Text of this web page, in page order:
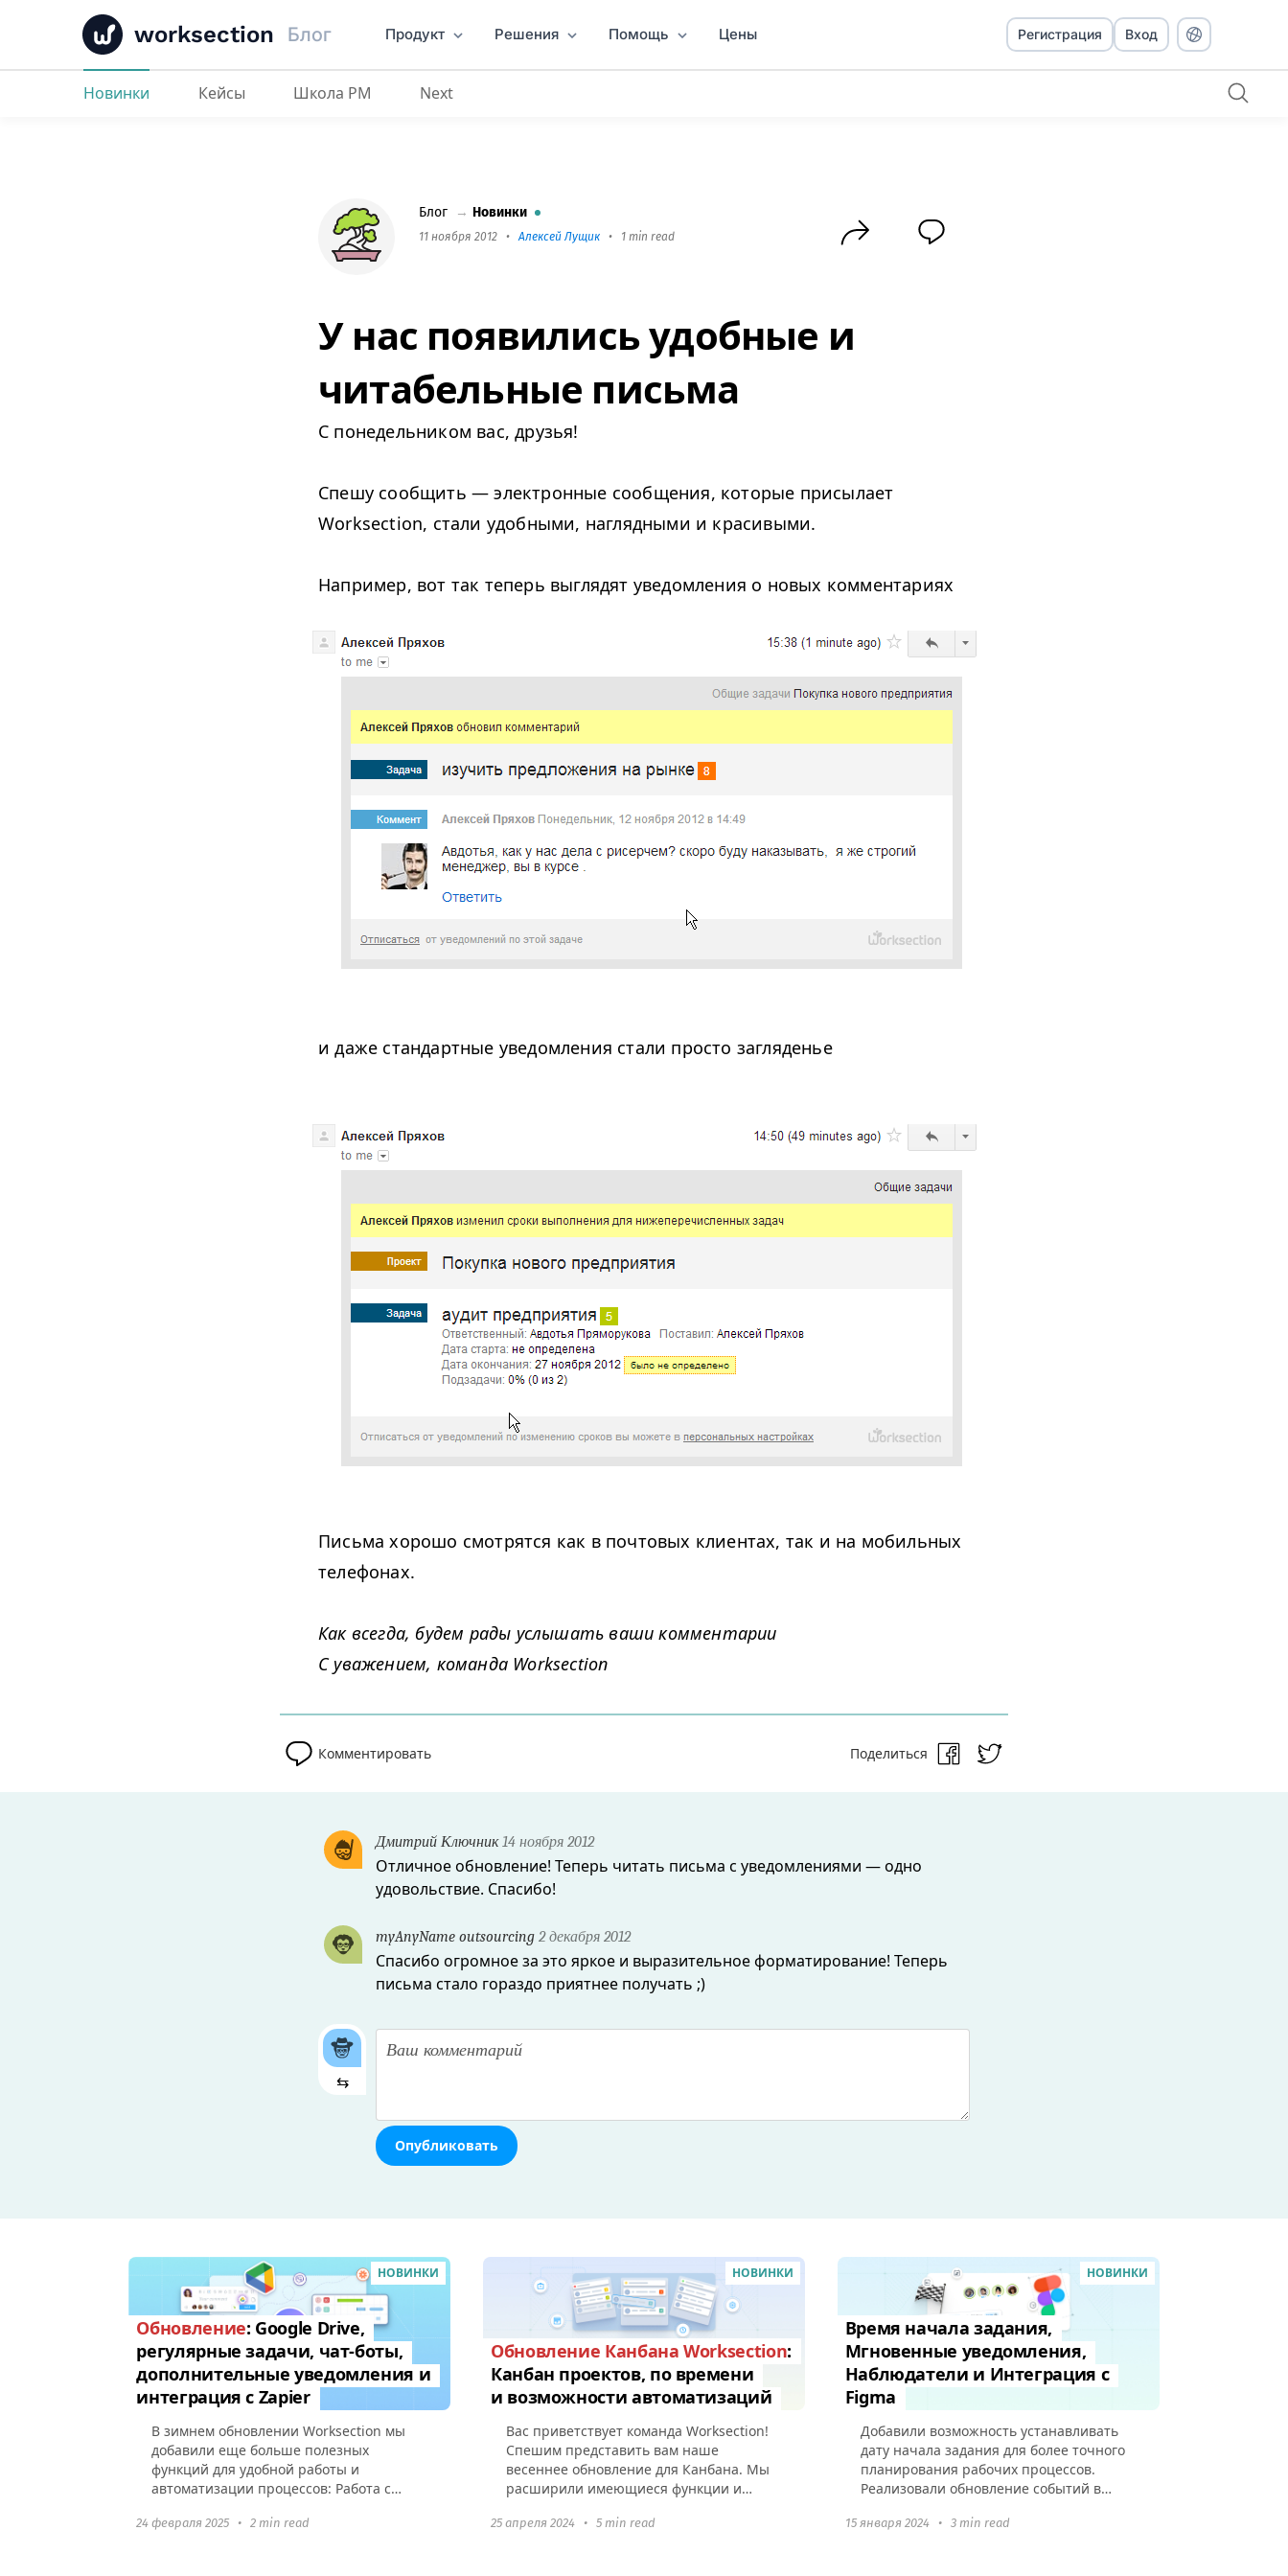
worksection Блог Продукт Решения Помощь Цены
У нас появились удобные и читабельные письма
Регистрация Вход
Новинки Кейсы Школа PM Next
Блог → Новинки
11 ноября 2012 •Алексей Лущик • 1 min read
У нас появились удобные и
читабельные письма
С понедельником вас, друзья!
Спешу сообщить — электронные сообщения, которые присылает
Worksection, стали удобными, наглядными и красивыми.
Например, вот так теперь выглядят уведомления о новых комментариях
и даже стандартные уведомления стали просто загляденье
Письма хорошо смотрятся как в почтовых клиентах, так и на мобильных
телефонах.
Как всегда, будем рады услышать ваши комментарии
C уважением, команда Worksection
Поделиться
Комментировать
Дмитрий Ключник14 ноября 2012
Отличное обновление! Теперь читать письма с уведомлениями — одно
удовольствие. Спасибо!
myAnyName outsourcing 2 декабря 2012
Спасибо огромное за это яркое и выразительное форматирование! Теперь
письма стало гораздо приятнее получать ;)
⇆
Опубликовать
НОВИНКИ
Обновление: Google Drive,
регулярные задачи, чат-боты,
дополнительные уведомления и
интеграция с Zapier
В зимнем обновлении Worksection мы
добавили еще больше полезных
функций для удобной работы и
автоматизации процессов: Работа с
запланированных регулярных
24 февраля 2025 •2 min read
НОВИНКИ
Обновление Канбана Worksection:
Канбан проектов, по времени
и возможности автоматизаций
Вас приветствует команда Worksection!
Спешим представить вам наше
весеннее обновление для Канбана. Мы
расширили имеющиеся функции и
инструмента под рабочие процессы
25 апреля 2024 • 5 min read
НОВИНКИ
Время начала задания,
Мгновенные уведомления,
Наблюдатели и Интеграция с
Figma
Добавили возможность устанавливать
дату начала задания для более точного
планирования рабочих процессов.
Реализовали обновление событий в
любые взаимодействия в аккаунте и
15 января 2024 • 3 min read